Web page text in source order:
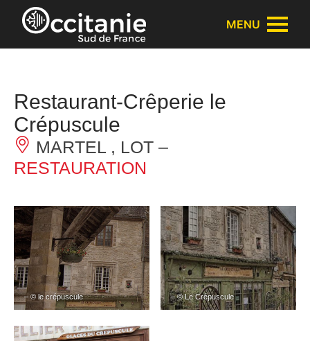
Panneau de gestion des cookies
MENU
Restaurant-Crêperie le
Crépuscule
MARTEL , LOT –
RESTAURATION
– © le crépuscule – © Le Crépuscule